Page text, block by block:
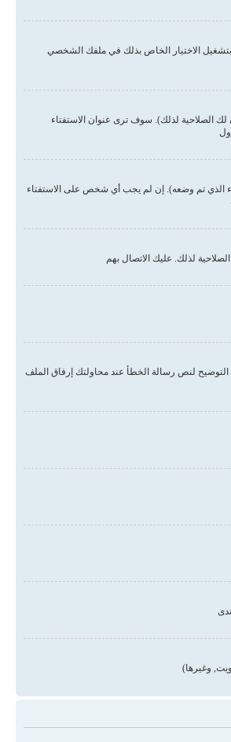
بتشغيل الاختيار الخاص بذلك في ملفك الشخصي
الصلاحية لذلك). سوف ترى عنوان الاستفتاء
الذي تم وضعه). إن لم يجب أي شخص على الاستفتاء
لذلك. عليك الاتصال بهم
لنص رسالة الخطأ عند محاولتك إرفاق الملف
وغيرها)